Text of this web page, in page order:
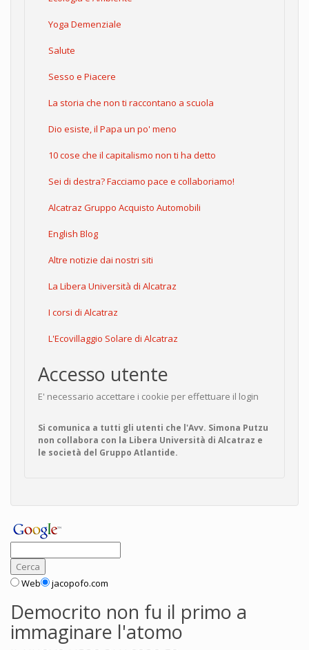
Yoga Demenziale
Salute
Sesso e Piacere
La storia che non ti raccontano a scuola
Dio esiste, il Papa un po' meno
10 cose che il capitalismo non ti ha detto
Sei di destra? Facciamo pace e collaboriamo!
Alcatraz Gruppo Acquisto Automobili
English Blog
Altre notizie dai nostri siti
La Libera Università di Alcatraz
I corsi di Alcatraz
L'Ecovillaggio Solare di Alcatraz
Accesso utente
E' necessario accettare i cookie per effettuare il login
Si comunica a tutti gli utenti che l'Avv. Simona Putzu
non collabora con la Libera Università di Alcatraz e
le società del Gruppo Atlantide.
Web jacopofo.com
Democrito non fu il primo a
immaginare l'atomo